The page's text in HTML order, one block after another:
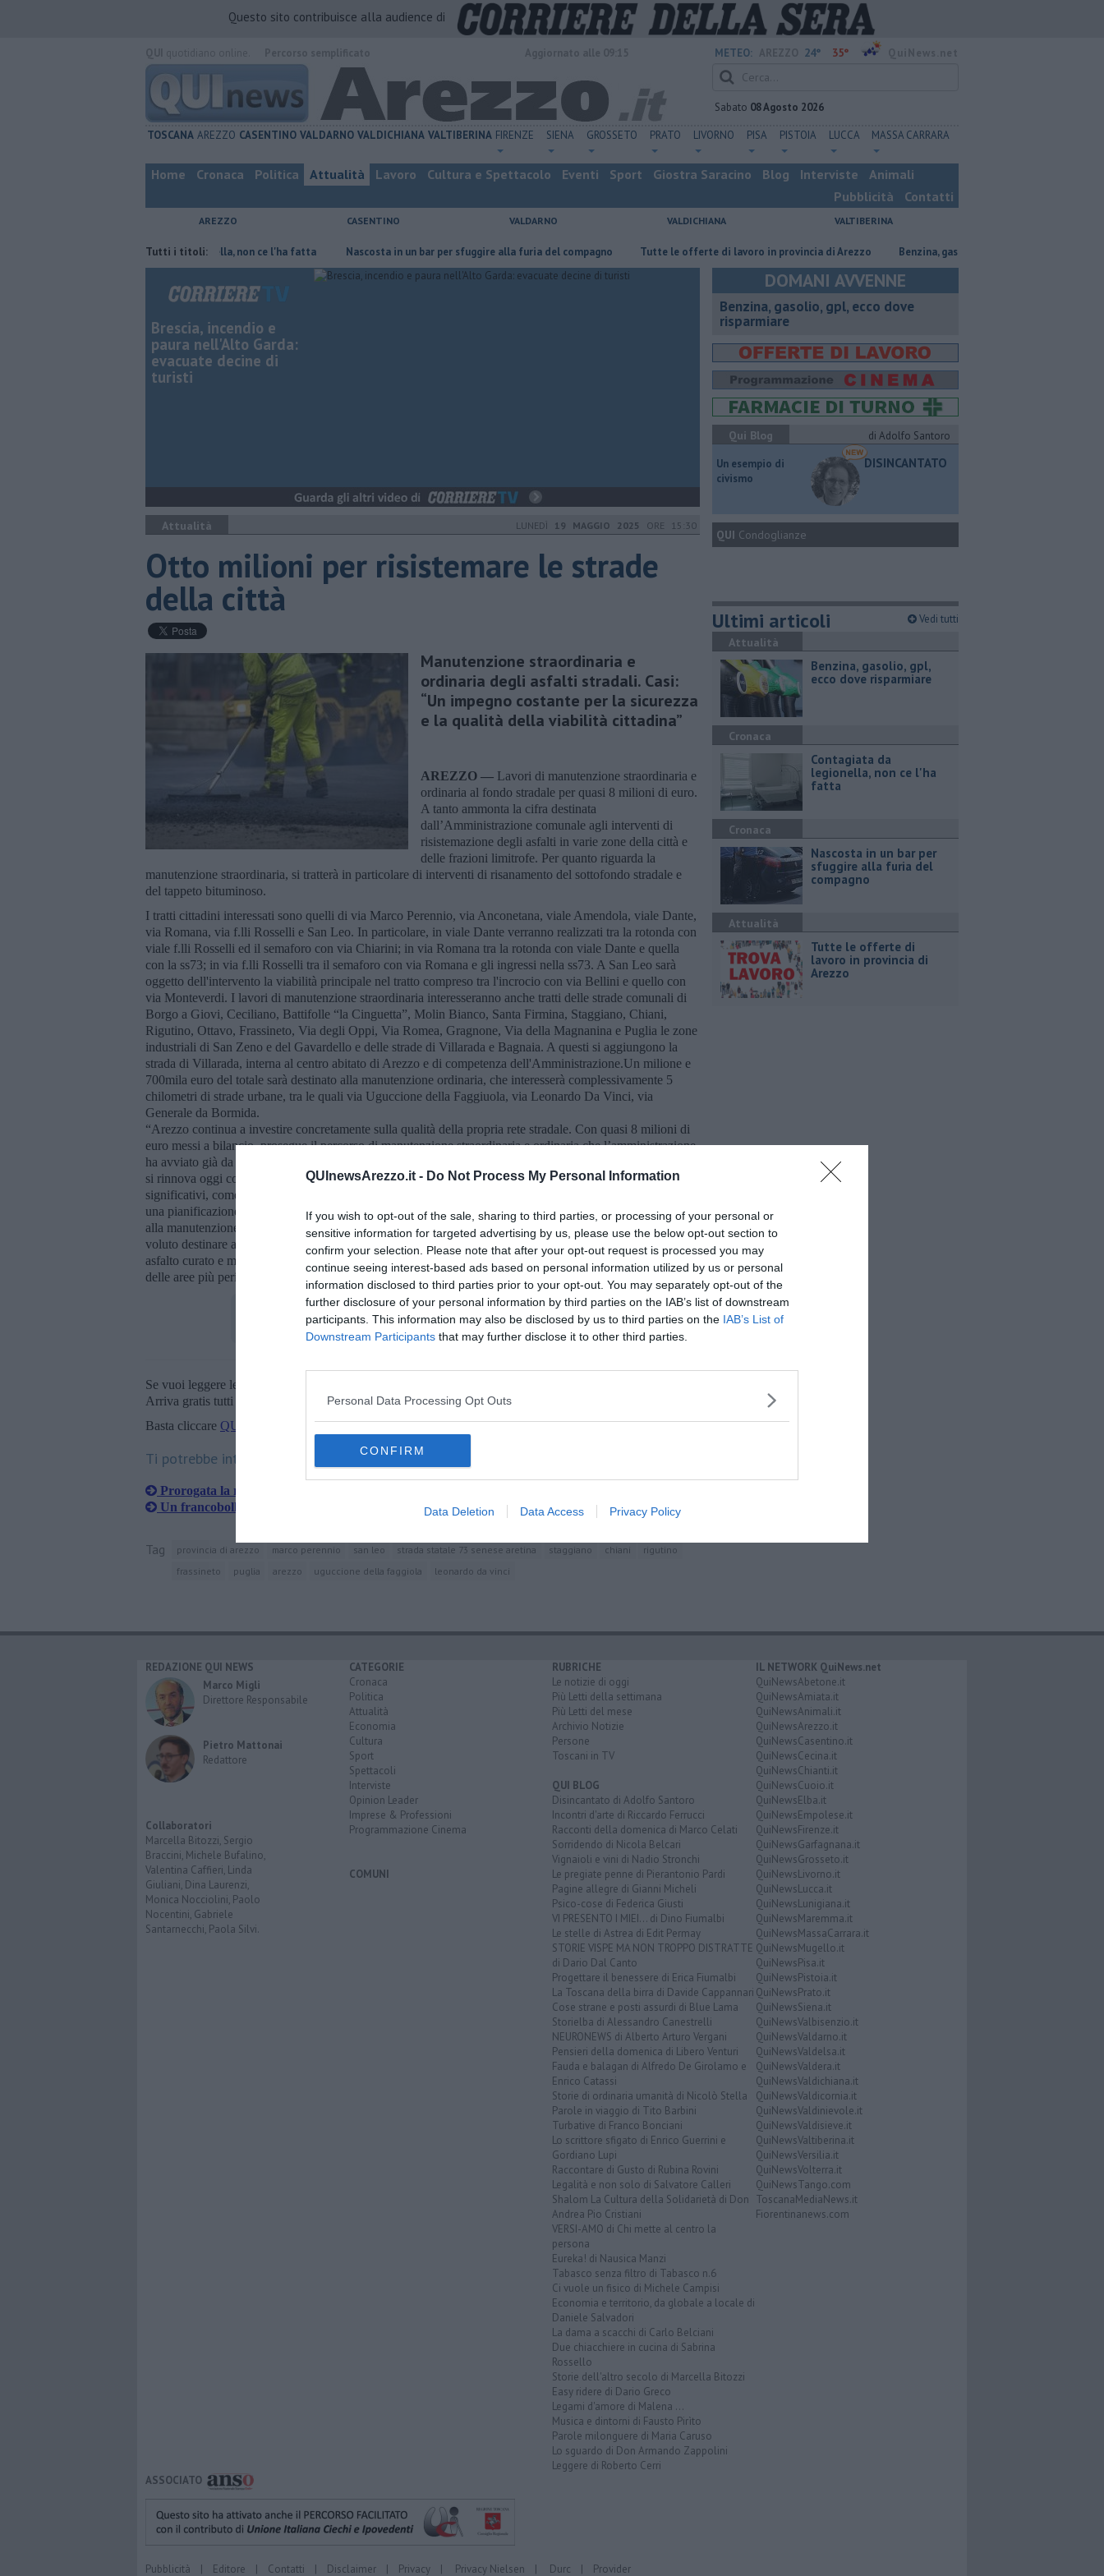
QUInewsArezzo.it - Do Not Process My Personal Information
If you wish to opt-out of the sale, sharing to third parties, or processing of your personal or
sensitive information for targeted advertising by us, please use the below opt-out section to
confirm your selection. Please note that after your opt-out request is processed you may
continue seeing interest-based ads based on personal information utilized by us or personal
information disclosed to third parties prior to your opt-out. You may separately opt-out of the
further disclosure of your personal information by third parties on the IAB’s list of downstream
participants. This information may also be disclosed by us to third parties on the IAB’s List of
Downstream Participants that may further disclose it to other third parties.
Personal Data Processing Opt Outs
CONFIRM
Data Deletion Data Access Privacy Policy
Questo sito contribuisce alla audience di
METEO: 24° 35°
Sabato 08 Agosto 2026
TOSCANA AREZZO CASENTINO VALDARNO VALDICHIANA VALTIBERINA FIRENZE SIENA GROSSETO PRATO LIVORNO PISA PISTOIA LUCCA MASSA CARRARA
Home Cronaca Politica Attualità Lavoro Cultura e Spettacolo Eventi Sport Giostra Saracino Blog Interviste
Animali
Pubblicità
Contatti
AREZZO CASENTINO VALDARNO VALDICHIANA VALTIBERINA
Tutti i titoli:
Contagiata da legionella, non ce l'ha fatta Nascosta in un bar per sfuggire alla furia del compagno ​Tutte le offerte di lavoro in provincia di Arezzo ​Benzina, gasolio, gpl, ecco dove risparmiare
Brescia, incendio e
paura nell'Alto Garda:
evacuate decine di
turisti
Attualità LUNEDÌ 19 MAGGIO 2025 ORE 15:30
Otto milioni per risistemare le strade
della città
Manutenzione straordinaria e
ordinaria degli asfalti stradali. Casi:
“Un impegno costante per la sicurezza
e la qualità della viabilità cittadina”
AREZZO — Lavori di manutenzione straordinaria e
ordinaria al fondo stradale per quasi 8 milioni di euro.
A tanto ammonta la cifra destinata
dall’Amministrazione comunale agli interventi di
risistemazione degli asfalti in varie zone della città e
delle frazioni limitrofe. Per quanto riguarda la
manutenzione straordinaria, si tratterà in particolare di interventi di risanamento del sottofondo stradale e
del tappeto bituminoso.
I tratti cittadini interessati sono quelli di via Marco Perennio, via Anconetana, viale Amendola, viale Dante,
via Romana, via f.lli Rosselli e San Leo. In particolare, in viale Dante verranno realizzati tra la rotonda con
viale f.lli Rosselli ed il semaforo con via Chiarini; in via Romana tra la rotonda con viale Dante e quella
con la ss73; in via f.lli Rosselli tra il semaforo con via Romana e gli ingressi nella ss73. A San Leo sarà
oggetto dell'intervento la viabilità principale nel tratto compreso tra l'incrocio con via Bellini e quello con
via Monteverdi. I lavori di manutenzione straordinaria interesseranno anche tratti delle strade comunali di
Borgo a Giovi, Ceciliano, Battifolle “la Cinguetta”, Molin Bianco, Santa Firmina, Staggiano, Chiani,
Rigutino, Ottavo, Frassineto, Via degli Oppi, Via Romea, Gragnone, Via della Magnanina e Puglia le zone
industriali di San Zeno e del Gavardello e delle strade di Villarada e Bagnaia. A questi si aggiungono la
strada di Villarada, interna al centro abitato di Arezzo e di competenza dell'Amministrazione.Un milione e
700mila euro del totale sarà destinato alla manutenzione ordinaria, che interesserà complessivamente 5
chilometri di strade urbane, tra le quali via Uguccione della Faggiuola, via Leonardo Da Vinci, via
Generale da Bormida.
“Arezzo continua a investire concretamente sulla qualità della propria rete stradale. Con quasi 8 milioni di
euro messi a bilancio, prosegue il percorso di manutenzione straordinaria e ordinaria che l’amministrazione
ha avviato già da due anni, con interventi capillari sia nel centro urbano che nelle frazioni. Un impegno che
si rinnova oggi con lavori importanti in arterie strategiche ma che in passato ha già visto interventi
significativi, come quello effettuato in via Calamandrei. Voglio sottolineare che queste opere nascono da
una pianificazione attenta e da una precisa volontà politica: quella di destinare risorse consistenti e continue
alla manutenzione delle nostre strade. Lo dimostra l’importante disponibilità economica che abbiamo
voluto destinare anche quest’anno, consapevoli che la sicurezza e il decoro della città passano anche da un
asfalto curato e moderno. Continueremo su questa strada, con un occhio attento alle esigenze dei cittadini e
delle aree più periferiche”,
ha commentato l’assessore Alessandro Casi
Se vuoi leggere le notizie principali della Toscana iscriviti alla
Arriva gratis tutti i giorni alle 20:00 direttamente nella tua casella di posta.
Basta cliccare QUI
Ti potrebbe interessare anche:
Prorogata la raccolta punti nelle Farmacie
Un francobollo dedicato alla Giostra del Saracino
Tag provincia di arezzo marco perennio san leo strada statale 73 senese aretina staggiano chiani
rigutino
frassineto
puglia arezzo uguccione della faggiola leonardo da vinci
DOMANI AVVENNE
​Benzina, gasolio, gpl, ecco dove
risparmiare
Qui Blog
di Adolfo Santoro
​Un esempio di
civismo
DISINCANTATO
QUI Condoglianze
Ultimi articoli Vedi tutti
Attualità
​Benzina, gasolio, gpl,
ecco dove risparmiare
Cronaca
Contagiata da
legionella, non ce l'ha
fatta
Cronaca
Nascosta in un bar per
sfuggire alla furia del
compagno
Attualità
​Tutte le offerte di
lavoro in provincia di
Arezzo
REDAZIONE QUI NEWS
Marco Migli
Direttore Responsabile
Pietro Mattonai
Redattore
Collaboratori
Marcella Bitozzi, Sergio
Braccini, Michele Bufalino,
Valentina Caffieri, Linda
Giuliani, Dina Laurenzi,
Monica Nocciolini, Paolo
Nocentini, Gabriele
Santarnecchi, Paola Silvi.
CATEGORIE
Cronaca
Politica
Attualità
Economia
Cultura
Sport
Spettacoli
Interviste
Opinion Leader
Imprese & Professioni
Programmazione Cinema
COMUNI
RUBRICHE
Le notizie di oggi
Più Letti della settimana
Più Letti del mese
Archivio Notizie
Persone
Toscani in TV
QUI BLOG
Disincantato di Adolfo Santoro
Incontri d'arte di Riccardo Ferrucci
Racconti della domenica di Marco Celati
Sorridendo di Nicola Belcari
Vignaioli e vini di Nadio Stronchi
Le pregiate penne di Pierantonio Pardi
Pagine allegre di Gianni Micheli
Psico-cose di Federica Giusti
VI PRESENTO I MIEI... di Dino Fiumalbi
Le stelle di Astrea di Edit Permay
STORIE VISPE MA NON TROPPO DISTRATTE
di Dario Dal Canto
Progettare il benessere di Erica Fiumalbi
La Toscana della birra di Davide Cappannari
Cose strane e posti assurdi di Blue Lama
Storielba di Alessandro Canestrelli
NEURONEWS di Alberto Arturo Vergani
Pensieri della domenica di Libero Venturi
Fauda e balagan di Alfredo De Girolamo e
Enrico Catassi
Storie di ordinaria umanità di Nicolò Stella
Parole in viaggio di Tito Barbini
Turbative di Franco Bonciani
Lo scrittore sfigato di Enrico Guerrini e
Gordiano Lupi
Raccontare di Gusto di Rubina Rovini
Legalità e non solo di Salvatore Calleri
Shalom La Cultura della Solidarietà di Don
Andrea Pio Cristiani
VERSI-AMO di Chi mette al centro la
persona
Eureka! di Nausica Manzi
Tabasco senza filtro di Tabasco n.6
Ci vuole un fisico di Michele Campisi
Economia e territorio, da globale a locale di
Daniele Salvadori
La dama a scacchi di Carlo Belciani
Due chiacchiere in cucina di Sabrina
Rossello
Storie dell'altro secolo di Marcella Bitozzi
Easy ridere di Dario Greco
Legami d'amore di Malena ...
Musica e dintorni di Fausto Pirìto
Parole milonguere di Maria Caruso
Lo sguardo di Don Armando Zappolini
Leggere di Roberto Cerri
IL NETWORK QuiNews.net
QuiNewsAbetone.it
QuiNewsAmiata.it
QuiNewsAnimali.it
QuiNewsArezzo.it
QuiNewsCasentino.it
QuiNewsCecina.it
QuiNewsChianti.it
QuiNewsCuoio.it
QuiNewsElba.it
QuiNewsEmpolese.it
QuiNewsFirenze.it
QuiNewsGarfagnana.it
QuiNewsGrosseto.it
QuiNewsLivorno.it
QuiNewsLucca.it
QuiNewsLunigiana.it
QuiNewsMaremma.it
QuiNewsMassaCarrara.it
QuiNewsMugello.it
QuiNewsPisa.it
QuiNewsPistoia.it
QuiNewsPrato.it
QuiNewsSiena.it
QuiNewsValbisenzio.it
QuiNewsValdarno.it
QuiNewsValdelsa.it
QuiNewsValdera.it
QuiNewsValdichiana.it
QuiNewsValdicornia.it
QuiNewsValdinievole.it
QuiNewsValdisieve.it
QuiNewsValtiberina.it
QuiNewsVersilia.it
QuiNewsVolterra.it
QuiNewsTango.com
ToscanaMediaNews.it
Fiorentinanews.com
ASSOCIATO
Pubblicità | Editore | Contatti | Disclaimer | Privacy | Privacy Nielsen | Durc | Provider